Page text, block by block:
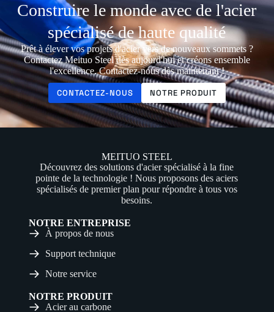
Construire le monde avec de l'acier
spécialisé de haute qualité
Prêt à élever vos projets d'acier vers de nouveaux sommets ?
Contactez Meituo Steel dès aujourd'hui et créons ensemble
l'excellence. Contactez-nous dès maintenant !
CONTACTEZ-NOUS NOTRE PRODUIT
MEITUO STEEL
Découvrez des solutions d'acier spécialisé à la fine
pointe de la technologie ! Nous proposons des aciers
spécialisés de premier plan pour répondre à tous vos
besoins.
NOTRE ENTREPRISE
À propos de nous
Support technique
Notre service
NOTRE PRODUIT
Acier au carbone